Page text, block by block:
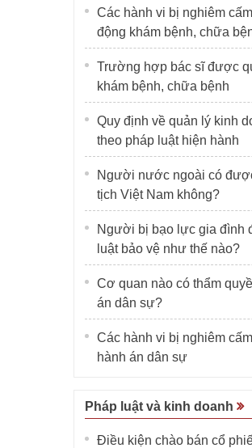
Các hành vi bị nghiêm
động khám bệnh, chữa
Trường hợp bác sĩ được
khám bệnh, chữa bệnh
Quy định về quản lý kinh
theo pháp luật hiện hành
Người nước ngoài có
tịch Việt Nam không?
Người bị bạo lực gia đình
luật bảo vệ như thế nào?
Cơ quan nào có thẩm
án dân sự?
Các hành vi bị nghiêm
hành án dân sự
Pháp luật và kinh doanh
Điều kiện chào bán cổ